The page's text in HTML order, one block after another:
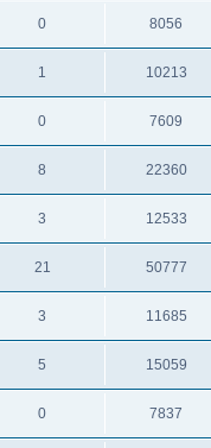
0 8056
1 10213
0 7609
8 22360
3 12533
21 50777
3 11685
5 15059
0 7837